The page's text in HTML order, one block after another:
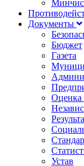
Документы
Бюджет
Газета
Оценка
Устав